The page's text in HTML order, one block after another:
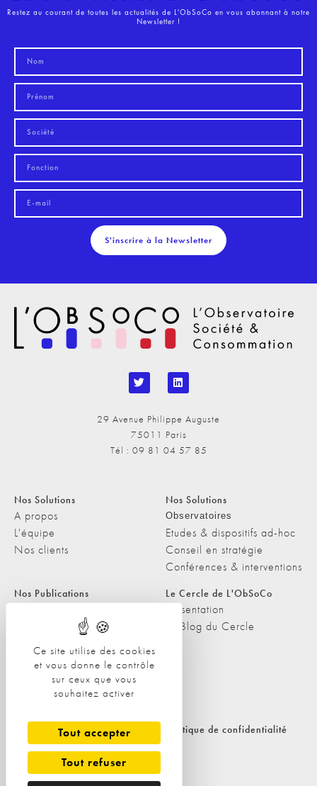
Ce site utilise des cookies
et vous donne le contrôle
sur ceux que vous
souhaitez activer
Tout accepter
Tout refuser
Restez au courant de toutes les actualités de L'ObSoCo en vous abonnant à notre
Newsletter !
S'inscrire à la Newsletter
29 Avenue Philippe Auguste
75011 Paris
Tél : 09 81 04 57 85
Nos Solutions
A propos
L'équipe
Nos clients
Nos Solutions
Observatoires
Etudes & dispositifs ad-hoc
Conseil en stratégie
Conférences & interventions
Nos Publications
Les Podcasts de L'ObSoCo
L'ObSoCo dans les médias
Le Cercle de L'ObSoCo
Présentation
Le Blog du Cercle
Contacts
Nous contacter
Politique de cookies Politique de confidentialité